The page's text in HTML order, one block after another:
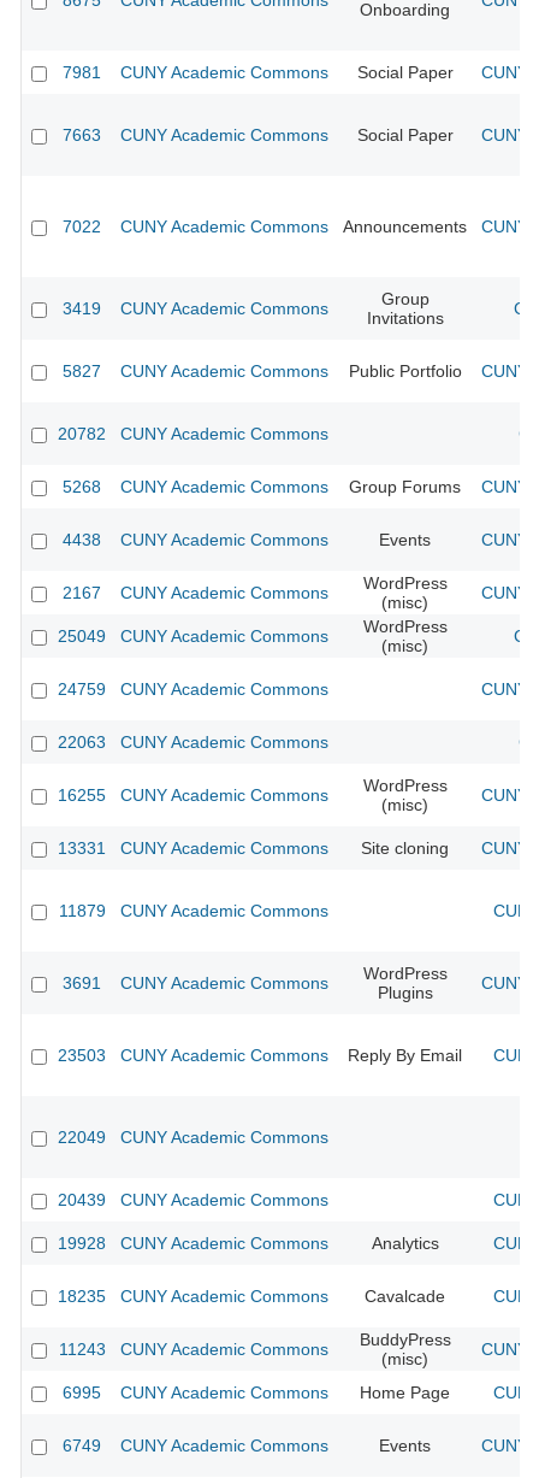
Onboarding
7981 CUNY Academic Commons Social Paper CUNY
7663 CUNY Academic Commons Social Paper CUNY
7022 CUNY Academic Commons Announcements CUNY
3419 CUNY Academic Commons
Group
Invitations
5827 CUNY Academic Commons Public Portfolio CUNY
20782 CUNY Academic Commons
5268 CUNY Academic Commons Group Forums CUNY
4438 CUNY Academic Commons Events CUNY
2167 CUNY Academic Commons
WordPress
(misc)
CUNY
25049 CUNY Academic Commons
WordPress
(misc)
24759 CUNY Academic Commons CUNY
22063 CUNY Academic Commons
16255 CUNY Academic Commons
WordPress
(misc)
CUNY
13331 CUNY Academic Commons Site cloning CUNY
11879 CUNY Academic Commons
3691 CUNY Academic Commons
WordPress
Plugins
CUNY
23503 CUNY Academic Commons Reply By Email
22049 CUNY Academic Commons
20439 CUNY Academic Commons
19928 CUNY Academic Commons Analytics
18235 CUNY Academic Commons Cavalcade
11243 CUNY Academic Commons
BuddyPress
(misc)
CUNY
6995 CUNY Academic Commons Home Page
6749 CUNY Academic Commons Events CUNY